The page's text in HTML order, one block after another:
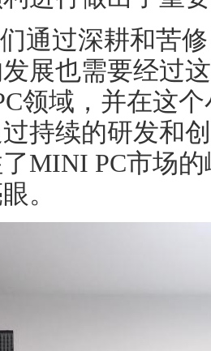
通过深耕和苦
展也需要经过
领域，并在这
持续的研发和
MINI PC市场
。